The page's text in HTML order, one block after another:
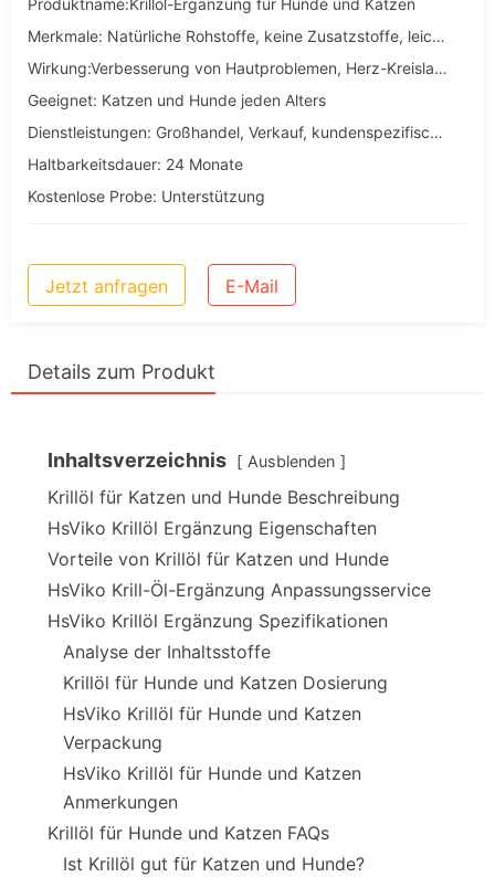
Produktname:Krillöl-Ergänzung für Hunde und Katzen
Merkmale: Natürliche Rohstoffe, keine Zusatzstoffe, leicht zu absorbieren, Kondensationsverarbeitung
Wirkung:Verbesserung von Hautproblemen, Herz-Kreislauf-Gesundheit, Augenpflege, Gelenkgesundheit bei Katzen und Hunden
Geeignet: Katzen und Hunde jeden Alters
Dienstleistungen: Großhandel, Verkauf, kundenspezifische, OEM- und ODM-Dienstleistungen
Haltbarkeitsdauer: 24 Monate
Kostenlose Probe: Unterstützung
Jetzt anfragen E-Mail
Details zum Produkt
Inhaltsverzeichnis Ausblenden
Krillöl für Katzen und Hunde Beschreibung
HsViko Krillöl Ergänzung Eigenschaften
Vorteile von Krillöl für Katzen und Hunde
HsViko Krill-Öl-Ergänzung Anpassungsservice
HsViko Krillöl Ergänzung Spezifikationen
Analyse der Inhaltsstoffe
Krillöl für Hunde und Katzen Dosierung
HsViko Krillöl für Hunde und Katzen
Verpackung
HsViko Krillöl für Hunde und Katzen
Anmerkungen
Krillöl für Hunde und Katzen FAQs
Ist Krillöl gut für Katzen und Hunde?